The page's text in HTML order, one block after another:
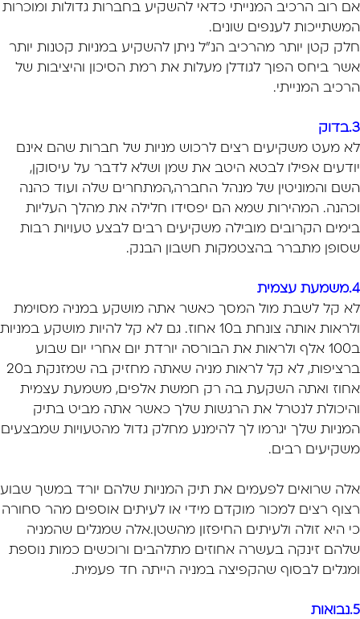
אם רוב הרכיב המנייתי כדאי להשקיע בחברות גדולות ומוכרות
המשתייכות לענפים שונים.
חלק קטן יותר מהרכיב הנ"ל ניתן להשקיע במניות קטנות יותר
אשר ביחס הפוך לגודלן מעלות את רמת הסיכון והיציבות של
הרכיב המנייתי.
3.בדוק
לא מעט משקיעים רצים לרכוש מניות של חברות שהם אינם
יודעים אפילו לבטא היטב את שמן ושלא לדבר על עיסוקן,
השם והמוניטין של מנהל החברה,המתחרים שלה ועוד כהנה
וכהנה. המהירות שמא הם יפסידו חלילה את מהלך העליות
בימים הקרובים מובילה משקיעים רבים לבצע טעויות רבות
שסופן מתברר בהצטמקות חשבון הבנק.
4.משמעת עצמית
לא קל לשבת מול המסך כאשר אתה מושקע במניה מסוימת
ולראות אותה צונחת ב10 אחוז. גם לא קל להיות מושקע במניות
ב100 אלף ולראות את הבורסה יורדת יום אחרי יום שבוע
ברציפות, לא קל לראות מניה שאתה מחזיק בה שמזנקת ב20
אחוז ואתה השקעת בה רק חמשת אלפים, משמעת עצמית
והיכולת לנטרל את הרגשות שלך כאשר אתה מביט בתיק
המניות שלך יגרמו לך להימנע מחלק גדול מהטעויות שמבצעים
משקיעים רבים.
אלה שרואים לפעמים את תיק המניות שלהם יורד במשך שבוע
רצוף רצים למכור מוקדם מידי או לעיתים אוספים מהר סחורה
כי היא זולה ולעיתים החיפזון מהשטן.אלה שמגלים שהמניה
שלהם זינקה בעשרה אחוזים מתלהבים ורוכשים כמות נוספת
ומגלים לבסוף שהקפיצה במניה הייתה חד פעמית.
5. נבואות